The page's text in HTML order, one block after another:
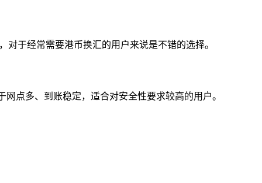
于经常需要港币换汇的用户来说是不错的选择。
点多、到账稳定，适合对安全性要求较高的用户。